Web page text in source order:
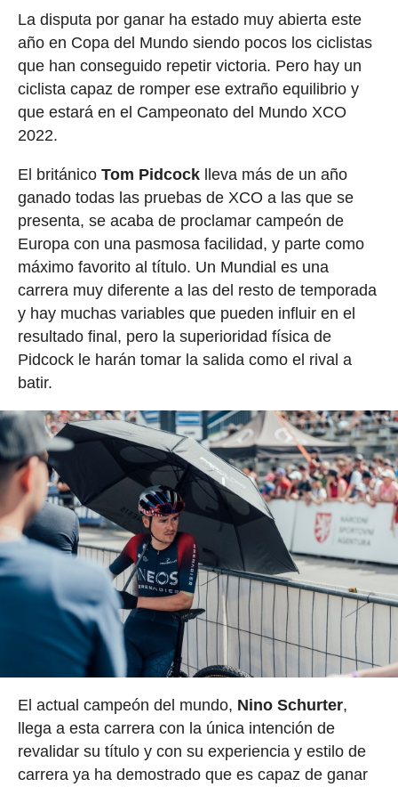
La disputa por ganar ha estado muy abierta este
año en Copa del Mundo siendo pocos los ciclistas
que han conseguido repetir victoria. Pero hay un
ciclista capaz de romper ese extraño equilibrio y
que estará en el Campeonato del Mundo XCO
2022.
El británico Tom Pidcocklleva más de un año
ganado todas las pruebas de XCO a las que se
presenta, se acaba de proclamar campeón de
Europa con una pasmosa facilidad, y parte como
máximo favorito al título. Un Mundial es una
carrera muy diferente a las del resto de temporada
y hay muchas variables que pueden influir en el
resultado final, pero la superioridad física de
Pidcock le harán tomar la salida como el rival a
batir.
El actual campeón del mundo, Nino Schurter,
llega a esta carrera con la única intención de
revalidar su título y con su experiencia y estilo de
carrera ya ha demostrado que es capaz de ganar